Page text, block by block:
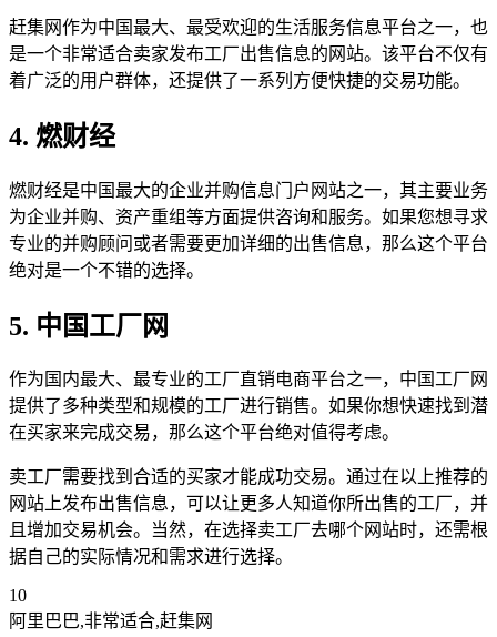
赶集网作为中国最大、最受欢迎的生活服务信息平台之一，也
是一个非常适合卖家发布工厂出售信息的网站。该平台不仅有
着广泛的用户群体，还提供了一系列方便快捷的交易功能。
4. 燃财经
燃财经是中国最大的企业并购信息门户网站之一，其主要业务
为企业并购、资产重组等方面提供咨询和服务。如果您想寻求
专业的并购顾问或者需要更加详细的出售信息，那么这个平台
绝对是一个不错的选择。
5. 中国工厂网
作为国内最大、最专业的工厂直销电商平台之一，中国工厂网
提供了多种类型和规模的工厂进行销售。如果你想快速找到潜
在买家来完成交易，那么这个平台绝对值得考虑。
卖工厂需要找到合适的买家才能成功交易。通过在以上推荐的
网站上发布出售信息，可以让更多人知道你所出售的工厂，并
且增加交易机会。当然，在选择卖工厂去哪个网站时，还需根
据自己的实际情况和需求进行选择。
10
阿里巴巴,非常适合,赶集网